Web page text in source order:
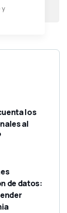
y
los
al
de datos: